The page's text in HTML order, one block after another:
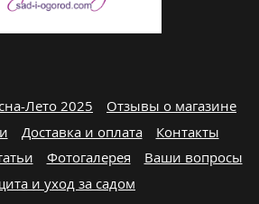
Лето 2025
Отзывы о магазине
Доставка и оплата
Контакты
Фотогалерея
Ваши вопросы
и уход за садом